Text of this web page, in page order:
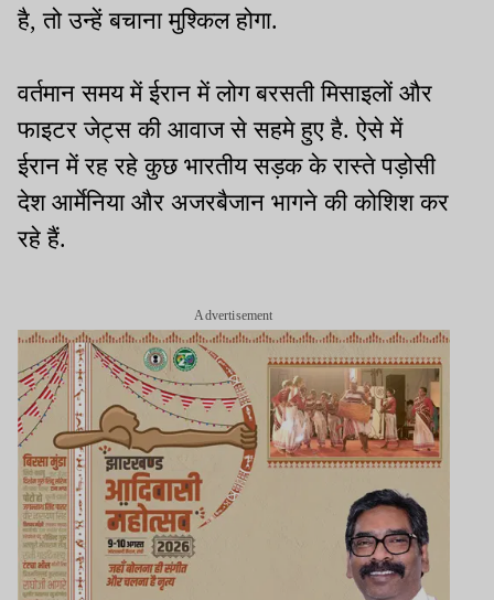
है, तो उन्हें बचाना मुश्किल होगा.
वर्तमान समय में ईरान में लोग बरसती मिसाइलों और
फाइटर जेट्स की आवाज से सहमे हुए है. ऐसे में
ईरान में रह रहे कुछ भारतीय सड़क के रास्ते पड़ोसी
देश आर्मेनिया और अजरबैजान भागने की कोशिश कर
रहे हैं.
Advertisement